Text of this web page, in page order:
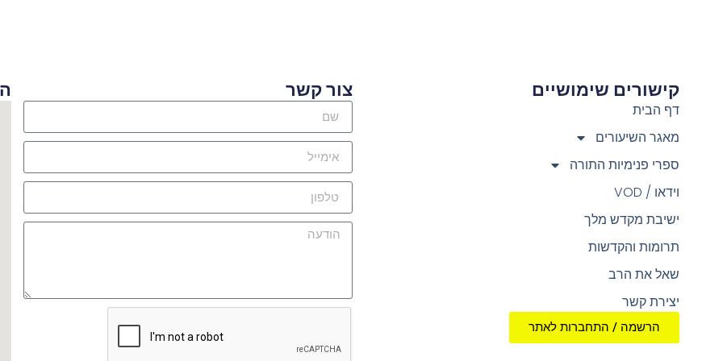
קישורים שימושיים
דף הבית
מאגר השיעורים
ספרי פנימיות התורה
וידאו / VOD
ישיבת מקדש מלך
תרומות והקדשות
שאל את הרב
יצירת קשר
הרשמה / התחברות לאתר
צור קשר